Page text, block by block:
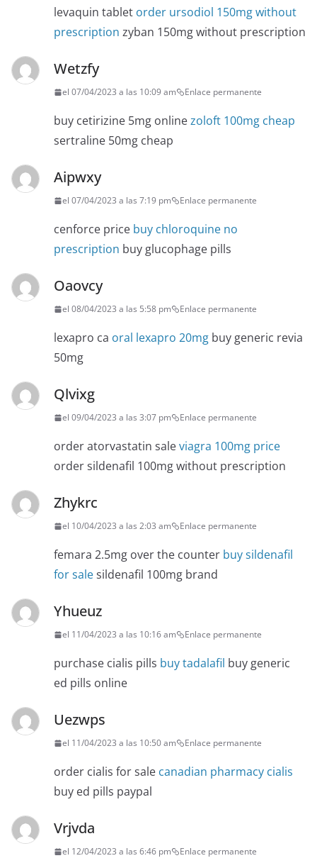
levaquin tablet order ursodiol 150mg without
prescription zyban 150mg without prescription
Wetzfy
el 07/04/2023 a las 10:09 am Enlace permanente
buy cetirizine 5mg onlinezoloft 100mg cheap
sertraline 50mg cheap
Aipwxy
el 07/04/2023 a las 7:19 pm Enlace permanente
cenforce price buy chloroquine no
prescription buy glucophage pills
Oaovcy
el 08/04/2023 a las 5:58 pm Enlace permanente
lexapro ca oral lexapro 20mg buy generic revia
50mg
Qlvixg
el 09/04/2023 a las 3:07 pm Enlace permanente
order atorvastatin saleviagra 100mg price
order sildenafil 100mg without prescription
Zhykrc
el 10/04/2023 a las 2:03 am Enlace permanente
femara 2.5mg over the counter buy sildenafil
for salesildenafil 100mg brand
Yhueuz
el 11/04/2023 a las 10:16 am Enlace permanente
purchase cialis pills buy tadalafil buy generic
ed pills online
Uezwps
el 11/04/2023 a las 10:50 am Enlace permanente
order cialis for sale canadian pharmacy cialis
buy ed pills paypal
Vrjvda
el 12/04/2023 a las 6:46 pm Enlace permanente